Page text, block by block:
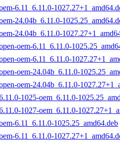
6.11_6.11.0-
24.04b_6.11.0-
24.04b_6.11.0-
oem-6.11_6.11.0-
oem-6.11_6.11.0-
oem-24.04b_6.11.0-
oem-24.04b_6.11.0-
1025-oem_6.11.0-
1027-oem_6.11.0-
6.11_6.11.0-1025.25_amd64.deb
6.11_6.11.0-